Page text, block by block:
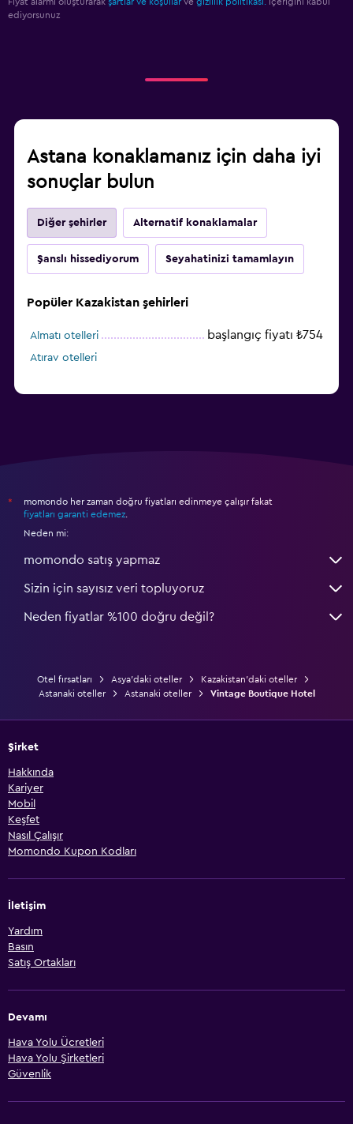
ediyorsunuz
Astana konaklamanız için daha iyi
sonuçlar bulun
Diğer şehirler Alternatif konaklamalar
Şanslı hissediyorum Seyahatinizi tamamlayın
Popüler Kazakistan şehirleri
Almatı otelleri başlangıç fiyatı ₺754
Atırav otelleri
*
momondo her zaman doğru fiyatları edinmeye çalışır fakat
fiyatları garanti edemez
Neden mi:
momondo satış yapmaz
Sizin için sayısız veri topluyoruz
Neden fiyatlar %100 doğru değil?
Otel fırsatları Asya'daki oteller
Kazakistan'daki oteller
Astanaki oteller
Astanaki oteller Vintage Boutique Hotel
Şirket
Hakkında
Kariyer
Mobil
Keşfet
Nasıl Çalışır
Momondo Kupon Kodları
İletişim
Yardım
Basın
Satış Ortakları
Devamı
Hava Yolu Ücretleri
Hava Yolu Şirketleri
Güvenlik